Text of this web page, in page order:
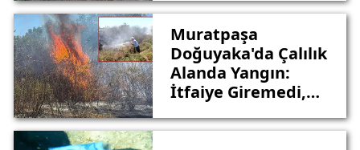
Yaşayacak
Muratpaşa
Doğuyaka'da Çalılık
Alanda Yangın:
İtfaiye Giremedi,
Taşıdı